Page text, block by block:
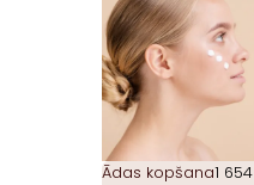
Ādas kopšana1 654